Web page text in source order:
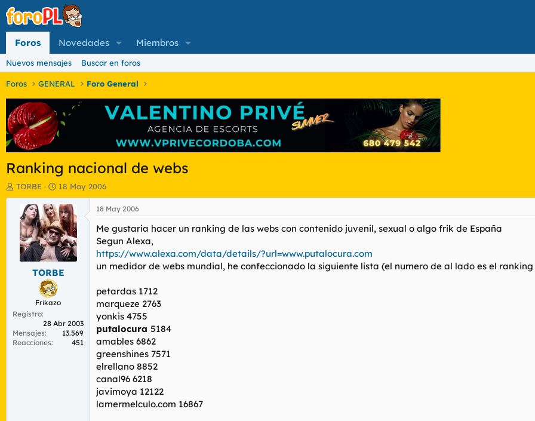
Foros Novedades Miembros
Nuevos mensajes Buscar en foros
Foros GENERAL Foro General
Ranking nacional de webs
I
n
a
d
o
t
m
a
TORBE
F
e
c
h
a
d
e
i
n
i
18 May 2006
TORBE
Frikazo
Registro
28 Abr 2003
Mensajes
13.569
Reacciones
451
18 May 2006
Me gustaria hacer un ranking de las webs con contenido juvenil, sexual o algo frik de España
Segun Alexa,
https://www.alexa.com/data/details/?url=www.putalocura.com
un medidor de webs mundial, he confeccionado la siguiente lista (el numero de al lado es el
petardas 1712
marqueze 2763
yonkis 4755
putalocura 5184
amables 6862
greenshines 7571
elrellano 8852
canal96 6218
javimoya 12122
lamermelculo.com 16867